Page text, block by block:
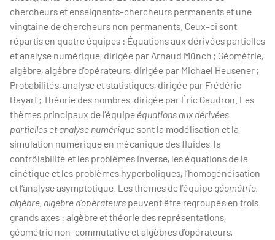
chercheurs et enseignants-chercheurs permanents et une
vingtaine de chercheurs non permanents. Ceux-ci sont
répartis en quatre équipes : Équations aux dérivées partielles
et analyse numérique, dirigée par Arnaud Münch ; Géométrie,
algèbre, algèbre d’opérateurs, dirigée par Michael Heusener ;
Probabilités, analyse et statistiques, dirigée par Frédéric
Bayart ; Théorie des nombres, dirigée par Éric Gaudron. Les
thèmes principaux de l’équipe équations aux dérivées
partielles et analyse numériquesont la modélisation et la
simulation numérique en mécanique des fluides, la
contrôlabilité et les problèmes inverse, les équations de la
cinétique et les problèmes hyperboliques, l’homogénéisation
et l’analyse asymptotique. Les thèmes de l’équipe géométrie,
algèbre, algèbre d’opérateurs peuvent être regroupés en trois
grands axes : algèbre et théorie des représentations,
géométrie non-commutative et algèbres d’opérateurs,